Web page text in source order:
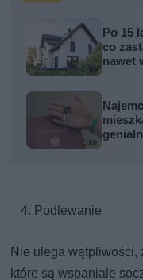
Po 15
co
nawet
Podlewanie
Nie ulega wątpliwości,
które są wspaniale